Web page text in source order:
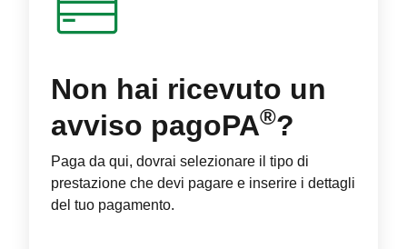
Non hai ricevuto un
avviso pagoPA®?
Paga da qui, dovrai selezionare il tipo di
prestazione che devi pagare e inserire i dettagli
del tuo pagamento.